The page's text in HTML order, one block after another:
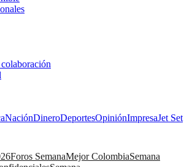
NaciónDineroDeportesOpiniónImpresaJet Set
Foros SemanaMejor ColombiaSemana